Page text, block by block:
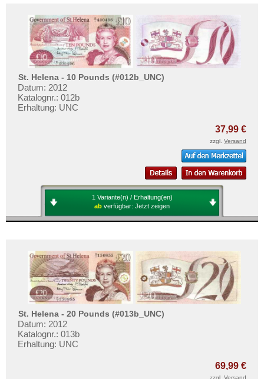
St. Helena - 10 Pounds (#012b_UNC)
Datum: 2012
Katalognr.: 012b
Erhaltung: UNC
37,99 €
zzgl. Versand
1 Variante(n) / Erhaltung(en)
ab verfügbar: Jetzt zeigen
St. Helena - 20 Pounds (#013b_UNC)
Datum: 2012
Katalognr.: 013b
Erhaltung: UNC
69,99 €
zzgl. Versand